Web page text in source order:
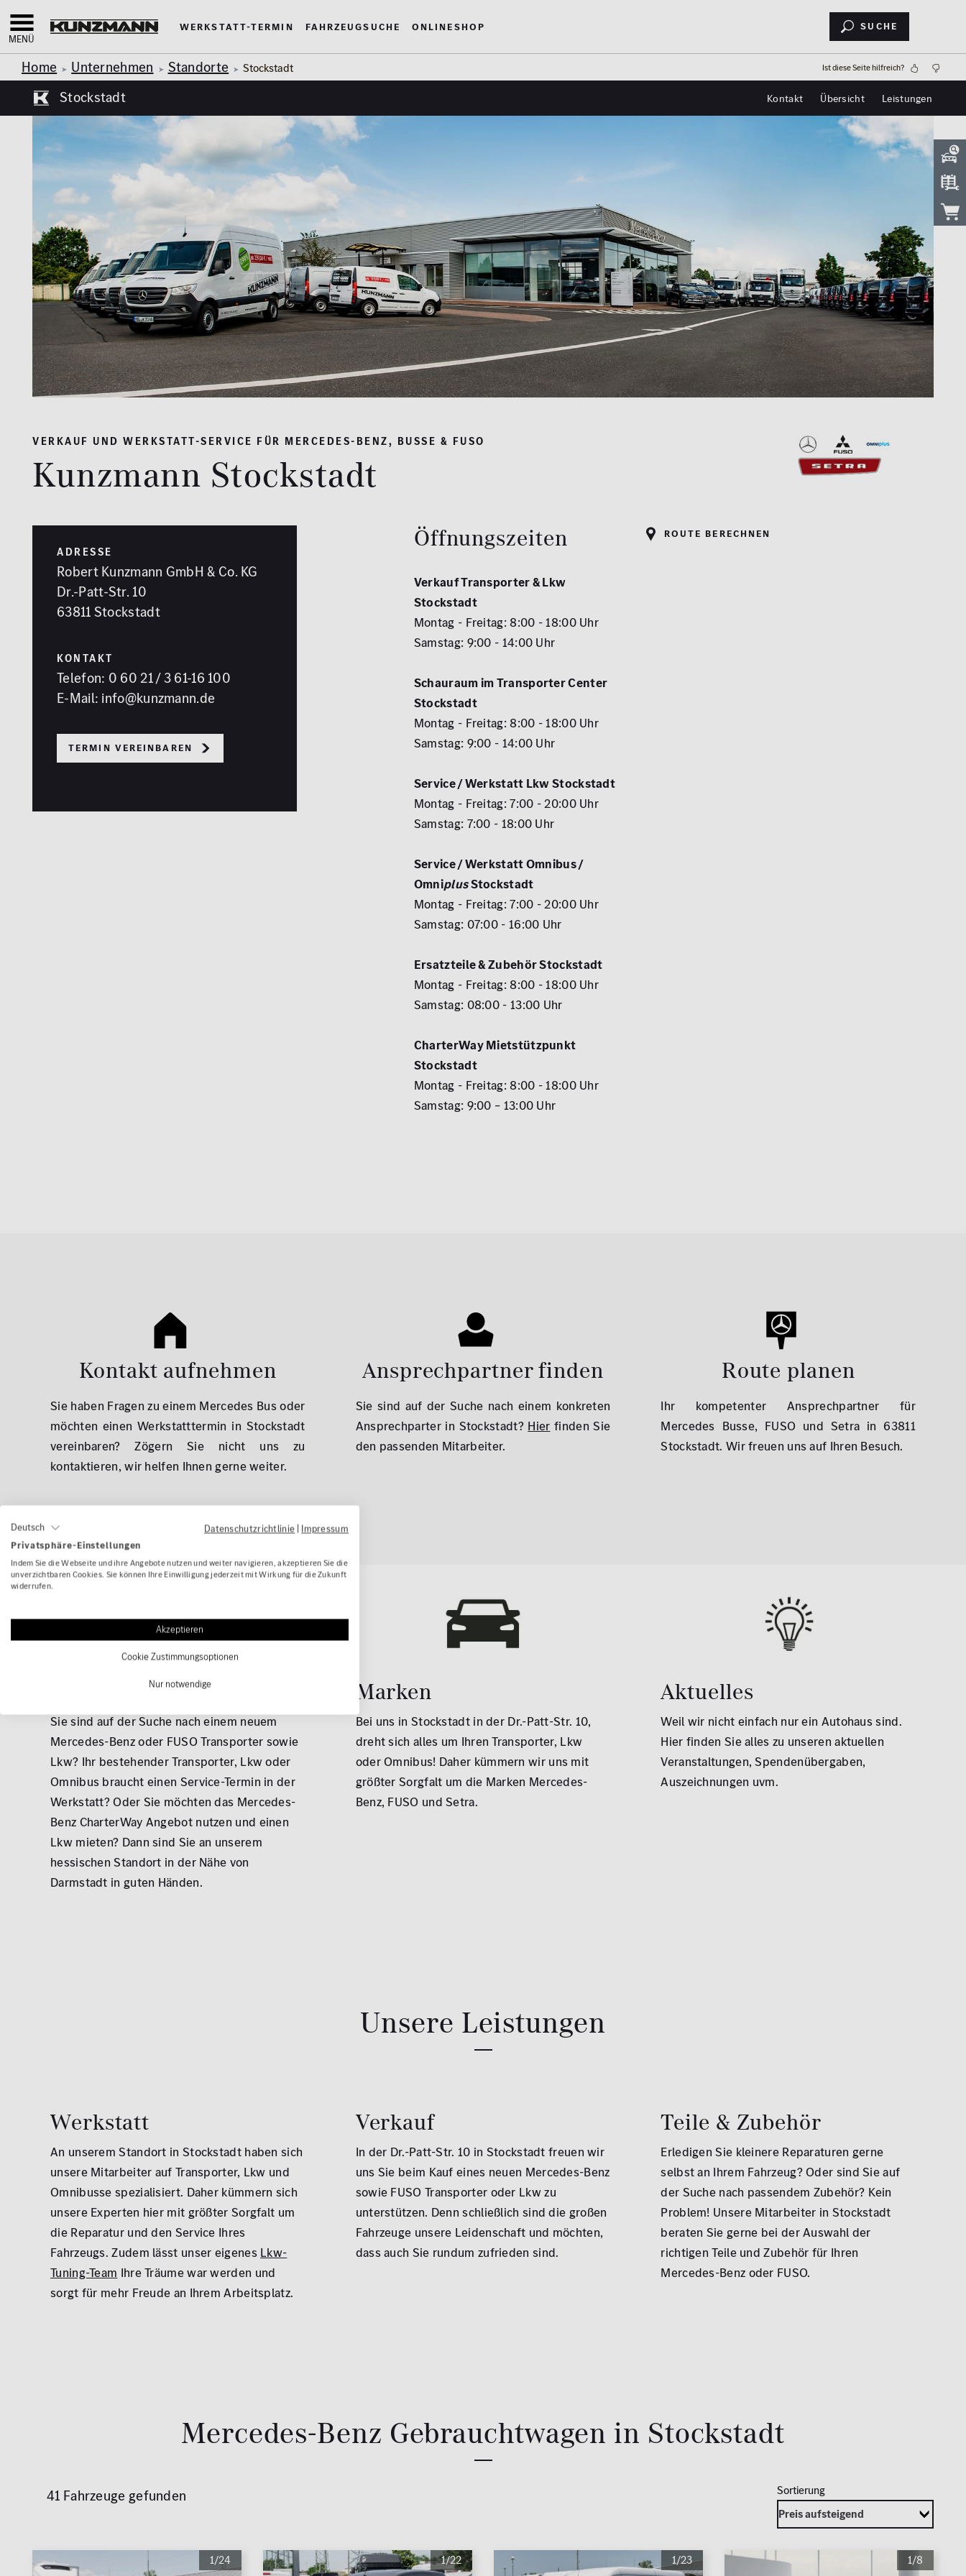
MENÜ
Werkstatt-Termin Fahrzeugsuche Onlineshop Suche
Home Unternehmen Standorte Stockstadt Ist diese Seite hilfreich?
Stockstadt Kontakt Übersicht Leistungen
VERKAUF UND WERKSTATT-SERVICE FÜR MERCEDES-BENZ, BUSSE & FUSO
Kunzmann Stockstadt
ADRESSE
Robert Kunzmann GmbH & Co. KG
Dr.-Patt-Str. 10
63811 Stockstadt
KONTAKT
Telefon: 0 60 21 / 3 61-16 100
E-Mail: info@kunzmann.de
Termin vereinbaren
Öffnungszeiten
Verkauf Transporter & Lkw
Stockstadt
Montag - Freitag: 8:00 - 18:00 Uhr
Samstag: 9:00 - 14:00 Uhr
Schauraum im Transporter Center
Stockstadt
Montag - Freitag: 8:00 - 18:00 Uhr
Samstag: 9:00 - 14:00 Uhr
Service / Werkstatt Lkw Stockstadt
Montag - Freitag: 7:00 - 20:00 Uhr
Samstag: 7:00 - 18:00 Uhr
Service / Werkstatt Omnibus /
OmniplusStockstadt
Montag - Freitag: 7:00 - 20:00 Uhr
Samstag: 07:00 - 16:00 Uhr
Ersatzteile & Zubehör Stockstadt
Montag - Freitag: 8:00 - 18:00 Uhr
Samstag: 08:00 - 13:00 Uhr
CharterWay Mietstützpunkt
Stockstadt
Montag - Freitag: 8:00 - 18:00 Uhr
Samstag: 9:00 – 13:00 Uhr
Route berechnen
Kontakt aufnehmen
Sie haben Fragen zu einem Mercedes Bus oder
möchten einen Werkstatttermin in Stockstadt
vereinbaren? Zögern Sie nicht uns zu
kontaktieren, wir helfen Ihnen gerne weiter.
Ansprechpartner finden
Sie sind auf der Suche nach einem konkreten
Ansprechparter in Stockstadt? Hier finden Sie
den passenden Mitarbeiter.
Route planen
Ihr kompetenter Ansprechpartner für
Mercedes Busse, FUSO und Setra in 63811
Stockstadt. Wir freuen uns auf Ihren Besuch.
Leistungen
Sie sind auf der Suche nach einem neuem
Mercedes-Benz oder FUSO Transporter sowie
Lkw? Ihr bestehender Transporter, Lkw oder
Omnibus braucht einen Service-Termin in der
Werkstatt? Oder Sie möchten das Mercedes-
Benz CharterWay Angebot nutzen und einen
Lkw mieten? Dann sind Sie an unserem
hessischen Standort in der Nähe von
Darmstadt in guten Händen.
Marken
Bei uns in Stockstadt in der Dr.-Patt-Str. 10,
dreht sich alles um Ihren Transporter, Lkw
oder Omnibus! Daher kümmern wir uns mit
größter Sorgfalt um die Marken Mercedes-
Benz, FUSO und Setra.
Aktuelles
Weil wir nicht einfach nur ein Autohaus sind.
Hier finden Sie alles zu unseren aktuellen
Veranstaltungen, Spendenübergaben,
Auszeichnungen uvm.
Unsere Leistungen
Werkstatt
An unserem Standort in Stockstadt haben sich
unsere Mitarbeiter auf Transporter, Lkw und
Omnibusse spezialisiert. Daher kümmern sich
unsere Experten hier mit größter Sorgfalt um
die Reparatur und den Service Ihres
Fahrzeugs. Zudem lässt unser eigenes Lkw-
Tuning-Team Ihre Träume war werden und
sorgt für mehr Freude an Ihrem Arbeitsplatz.
Verkauf
In der Dr.-Patt-Str. 10 in Stockstadt freuen wir
uns Sie beim Kauf eines neuen Mercedes-Benz
sowie FUSO Transporter oder Lkw zu
unterstützen. Denn schließlich sind die großen
Fahrzeuge unsere Leidenschaft und möchten,
dass auch Sie rundum zufrieden sind.
Teile & Zubehör
Erledigen Sie kleinere Reparaturen gerne
selbst an Ihrem Fahrzeug? Oder sind Sie auf
der Suche nach passendem Zubehör? Kein
Problem! Unsere Mitarbeiter in Stockstadt
beraten Sie gerne bei der Auswahl der
richtigen Teile und Zubehör für Ihren
Mercedes-Benz oder FUSO.
Mercedes-Benz Gebrauchtwagen in Stockstadt
41 Fahrzeuge gefunden
1/24 1/22 1/23 1/8
Deutsch Datenschutzrichtlinie | Impressum
Privatsphäre-Einstellungen
Indem Sie die Webseite und ihre Angebote nutzen und weiter navigieren, akzeptieren Sie die
unverzichtbaren Cookies. Sie können Ihre Einwilligung jederzeit mit Wirkung für die Zukunft
widerrufen.
Akzeptieren
Cookie Zustimmungsoptionen
Nur notwendige